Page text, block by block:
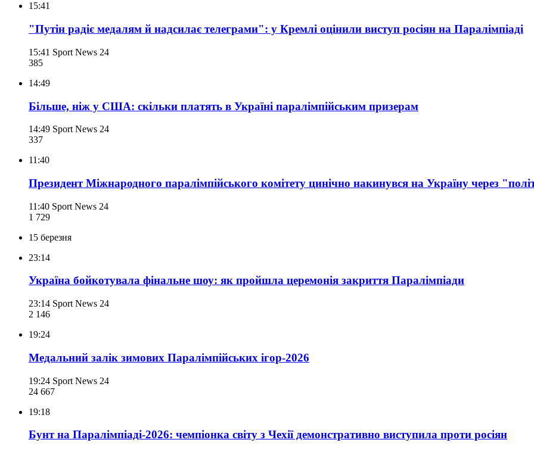
15:41
"Путін радіє медалям й надсилає телеграми": у Кремлі оцінили виступ росіян на Паралімпіаді
15:41 Sport News 24
385
14:49
Більше, ніж у США: скільки платять в Україні паралімпійським призерам
14:49 Sport News 24
337
11:40
Президент Міжнародного паралімпійського комітету цинічно накинувся на Україну через
11:40 Sport News 24
1 729
15 березня
23:14
Україна бойкотувала фінальне шоу: як пройшла церемонія закриття Паралімпіади
23:14 Sport News 24
2 146
19:24
Медальний залік зимових Паралімпійських ігор-2026
19:24 Sport News 24
24 667
19:18
Бунт на Паралімпіаді-2026: чемпіонка світу з Чехії демонстративно виступила проти росіян